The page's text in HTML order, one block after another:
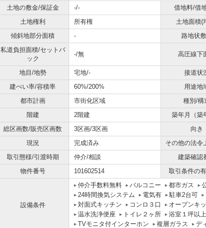
土地の敷金/保証金
-/- 借地料/借
土地権利
所有権 土地面積(
傾斜地部分面積
- 路地状
私道負担面積/セットバ
ック
-/無 高圧線下
地目/地勢 宅地/- 接道状
建ぺい率/容積率
60%/200% 用途地
都市計画
市街化区域 種別/構
階建
2階建 築年月（築
総区画数/販売区画数
3区画/3区画 向き
現況
完成済み その他の法令
取引態様/引渡時期
仲介/相談 建築確認
物件番号
101602514 取引条件の
設備条件
仲介手数料無料 バルコニー 都市ガス
24時間換気システム
電気有 駐車2台可
対面式キッチン
コンロ３口 オープンキ
温水洗浄便座
トイレ２ヶ所 浴室１坪以上
TVモニタ付インターホン
複層ガラス デ